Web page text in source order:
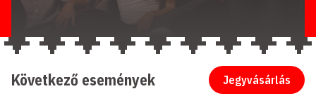
Jegyvásárlás
Következő események